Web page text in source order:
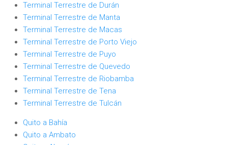
Terminal Terrestre de Durán
Terminal Terrestre de Manta
Terminal Terrestre de Macas
Terminal Terrestre de Porto Viejo
Terminal Terrestre de Puyo
Terminal Terrestre de Quevedo
Terminal Terrestre de Riobamba
Terminal Terrestre de Tena
Terminal Terrestre de Tulcán
Quito a Bahía
Quito a Ambato